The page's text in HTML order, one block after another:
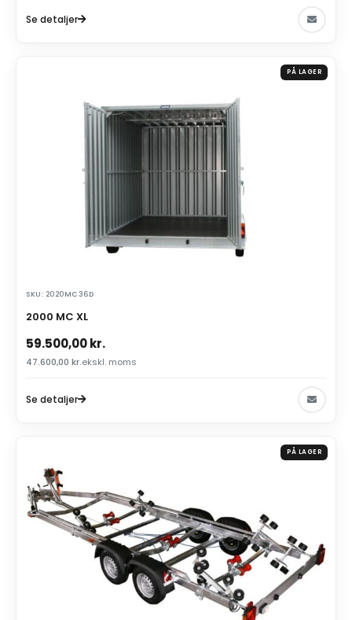
Se detaljer
PÅ LAGER
SKU: 2020MC36D
2000 MC XL
59.500,00kr.
47.600,00 kr.ekskl. moms
Se detaljer
PÅ LAGER